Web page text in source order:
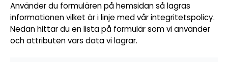
Använder du formulären på hemsidan så lagras
informationen vilket är i linje med vår integritetspolicy.
Nedan hittar du en lista på formulär som vi använder
och attributen vars data vi lagrar.